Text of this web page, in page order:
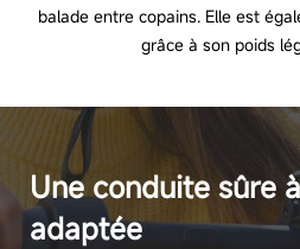
balade entre copains. Elle est
grâce à son poids
Une conduite sûre
adaptée